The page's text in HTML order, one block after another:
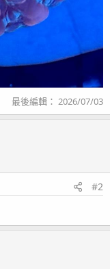
最後編輯： 2026/07/03
#2